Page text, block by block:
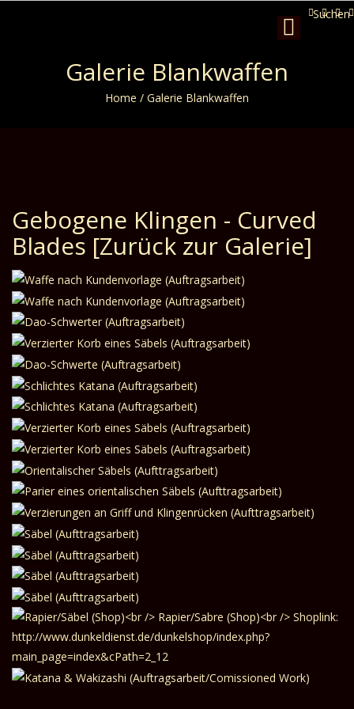
Suchen
Toggle
navigation
Galerie Blankwaffen
Home / Galerie Blankwaffen
Gebogene Klingen - Curved
Blades [Zurück zur Galerie]